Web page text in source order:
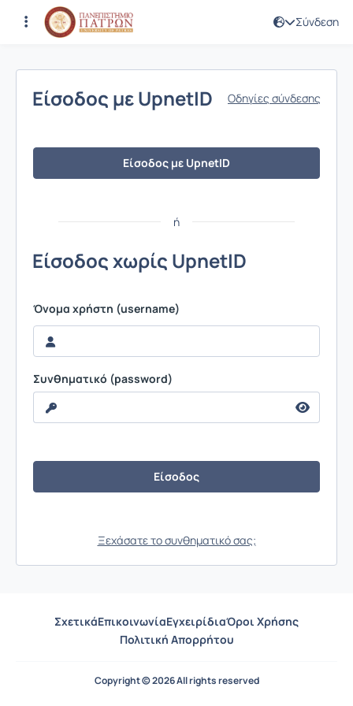
Σύνδεση
Σύνδεση
Είσοδος με UpnetID Οδηγίες σύνδεσης
Είσοδος με UpnetID
ή
Είσοδος χωρίς UpnetID
Όνομα χρήστη (username)
Συνθηματικό (password)
Ξεχάσατε το συνθηματικό σας;
ΣχετικάΕπικοινωνίαΕγχειρίδιαΌροι Χρήσης
Πολιτική Απορρήτου
Copyright © 2026 All rights reserved